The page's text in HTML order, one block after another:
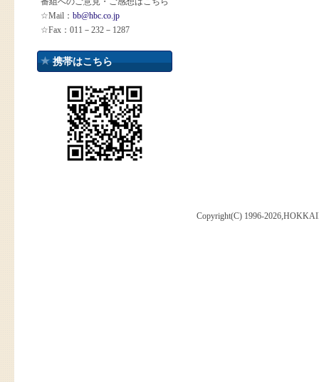
☆Mail： bb@hbc.co.jp
☆Fax：011－232－1287
携帯はこちら
Copyright(C) 1996-